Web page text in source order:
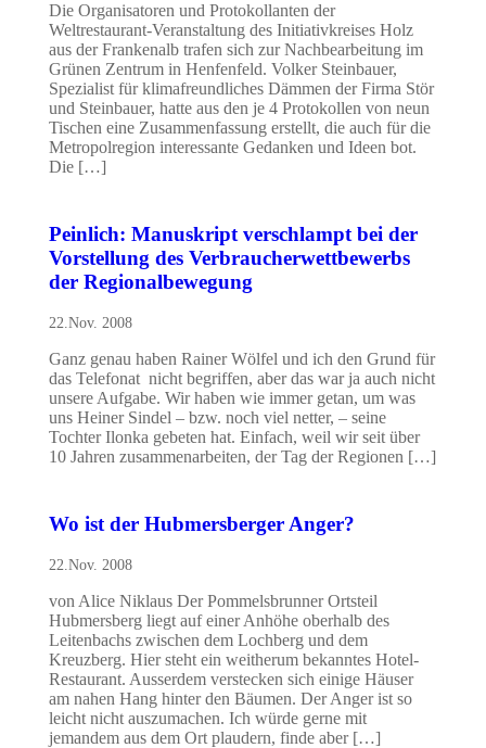
Die Organisatoren und Protokollanten der
Weltrestaurant-Veranstaltung des Initiativkreises Holz
aus der Frankenalb trafen sich zur Nachbearbeitung im
Grünen Zentrum in Henfenfeld. Volker Steinbauer,
Spezialist für klimafreundliches Dämmen der Firma Stör
und Steinbauer, hatte aus den je 4 Protokollen von neun
Tischen eine Zusammenfassung erstellt, die auch für die
Metropolregion interessante Gedanken und Ideen bot.
Die […]
Peinlich: Manuskript verschlampt bei der
Vorstellung des Verbraucherwettbewerbs
der Regionalbewegung
22.Nov. 2008
Ganz genau haben Rainer Wölfel und ich den Grund für
das Telefonat nicht begriffen, aber das war ja auch nicht
unsere Aufgabe. Wir haben wie immer getan, um was
uns Heiner Sindel – bzw. noch viel netter, – seine
Tochter Ilonka gebeten hat. Einfach, weil wir seit über
10 Jahren zusammenarbeiten, der Tag der Regionen […]
Wo ist der Hubmersberger Anger?
22.Nov. 2008
von Alice Niklaus Der Pommelsbrunner Ortsteil
Hubmersberg liegt auf einer Anhöhe oberhalb des
Leitenbachs zwischen dem Lochberg und dem
Kreuzberg. Hier steht ein weitherum bekanntes Hotel-
Restaurant. Ausserdem verstecken sich einige Häuser
am nahen Hang hinter den Bäumen. Der Anger ist so
leicht nicht auszumachen. Ich würde gerne mit
jemandem aus dem Ort plaudern, finde aber […]